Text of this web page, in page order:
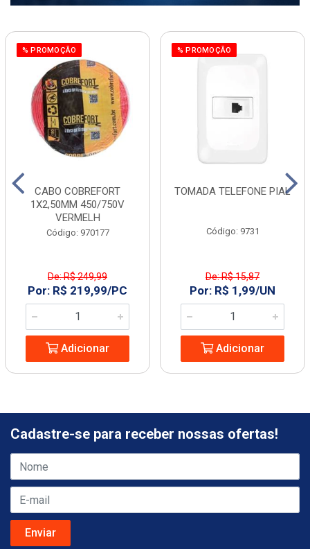
% PROMOÇÃO
CABO COBREFORT
1X2,50MM 450/750V
VERMELH
Código: 970177
De: R$ 249,99
Por: R$ 219,99/PC
Adicionar
% PROMOÇÃO
TOMADA TELEFONE PIAL
Código: 9731
De: R$ 15,87
Por: R$ 1,99/UN
Adicionar
Cadastre-se para receber nossas ofertas!